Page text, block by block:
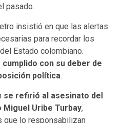
pasado.
insistió en que las alertas
para recordar los
Estado colombiano.
con su deber de
política.
se refirió al asesinato del
Uribe Turbay,
que lo responsabilizan